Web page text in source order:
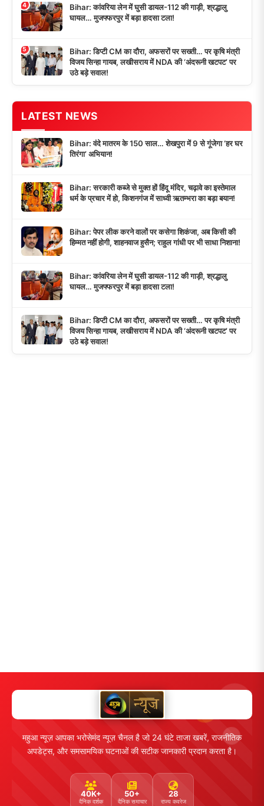
4
Bihar: कांवरिया लेन में घुसी डायल-112 की गाड़ी, श्रद्धालु
घायल… मुजफ्फरपुर में बड़ा हादसा टला!
5
Bihar: डिप्टी CM का दौरा, अफसरों पर सख्ती… पर कृषि मंत्री
विजय सिन्हा गायब, लखीसराय में NDA की ‘अंदरूनी खटपट’ पर
उठे बड़े सवाल!
LATEST NEWS
Bihar: वंदे मातरम के 150 साल… शेखपुरा में 9 से गूंजेगा ‘हर घर
तिरंगा’ अभियान!
Bihar: सरकारी कब्जे से मुक्त हों हिंदू मंदिर, चढ़ावे का इस्तेमाल
धर्म के प्रचार में हो, किशनगंज में साध्वी ऋतम्भरा का बड़ा बयान!
Bihar: पेपर लीक करने वालों पर कसेगा शिकंजा, अब किसी की
हिम्मत नहीं होगी, शाहनवाज हुसैन; राहुल गांधी पर भी साधा निशाना!
Bihar: कांवरिया लेन में घुसी डायल-112 की गाड़ी, श्रद्धालु
घायल… मुजफ्फरपुर में बड़ा हादसा टला!
Bihar: डिप्टी CM का दौरा, अफसरों पर सख्ती… पर कृषि मंत्री
विजय सिन्हा गायब, लखीसराय में NDA की ‘अंदरूनी खटपट’ पर
उठे बड़े सवाल!
महुआ न्यूज़ आपका भरोसेमंद न्यूज़ चैनल है जो 24 घंटे ताजा खबरें, राजनीतिक
अपडेट्स, और समसामयिक घटनाओं की सटीक जानकारी प्रदान करता है।
40K+
दैनिक दर्शक
50+
दैनिक समाचार
28
राज्य कवरेज